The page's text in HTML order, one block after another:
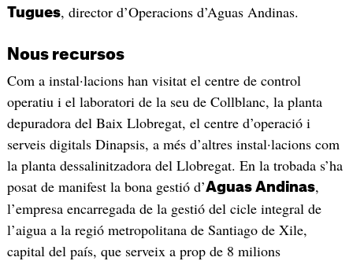
Tugues, director d’Operacions d’Aguas Andinas.
Nous recursos
Com a instal·lacions han visitat el centre de control
operatiu i el laboratori de la seu de Collblanc, la planta
depuradora del Baix Llobregat, el centre d’operació i
serveis digitals Dinapsis, a més d’altres instal·lacions com
la planta dessalinitzadora del Llobregat. En la trobada s’ha
posat de manifest la bona gestió d’Aguas Andinas,
l’empresa encarregada de la gestió del cicle integral de
l’aigua a la regió metropolitana de Santiago de Xile,
capital del país, que serveix a prop de 8 milions